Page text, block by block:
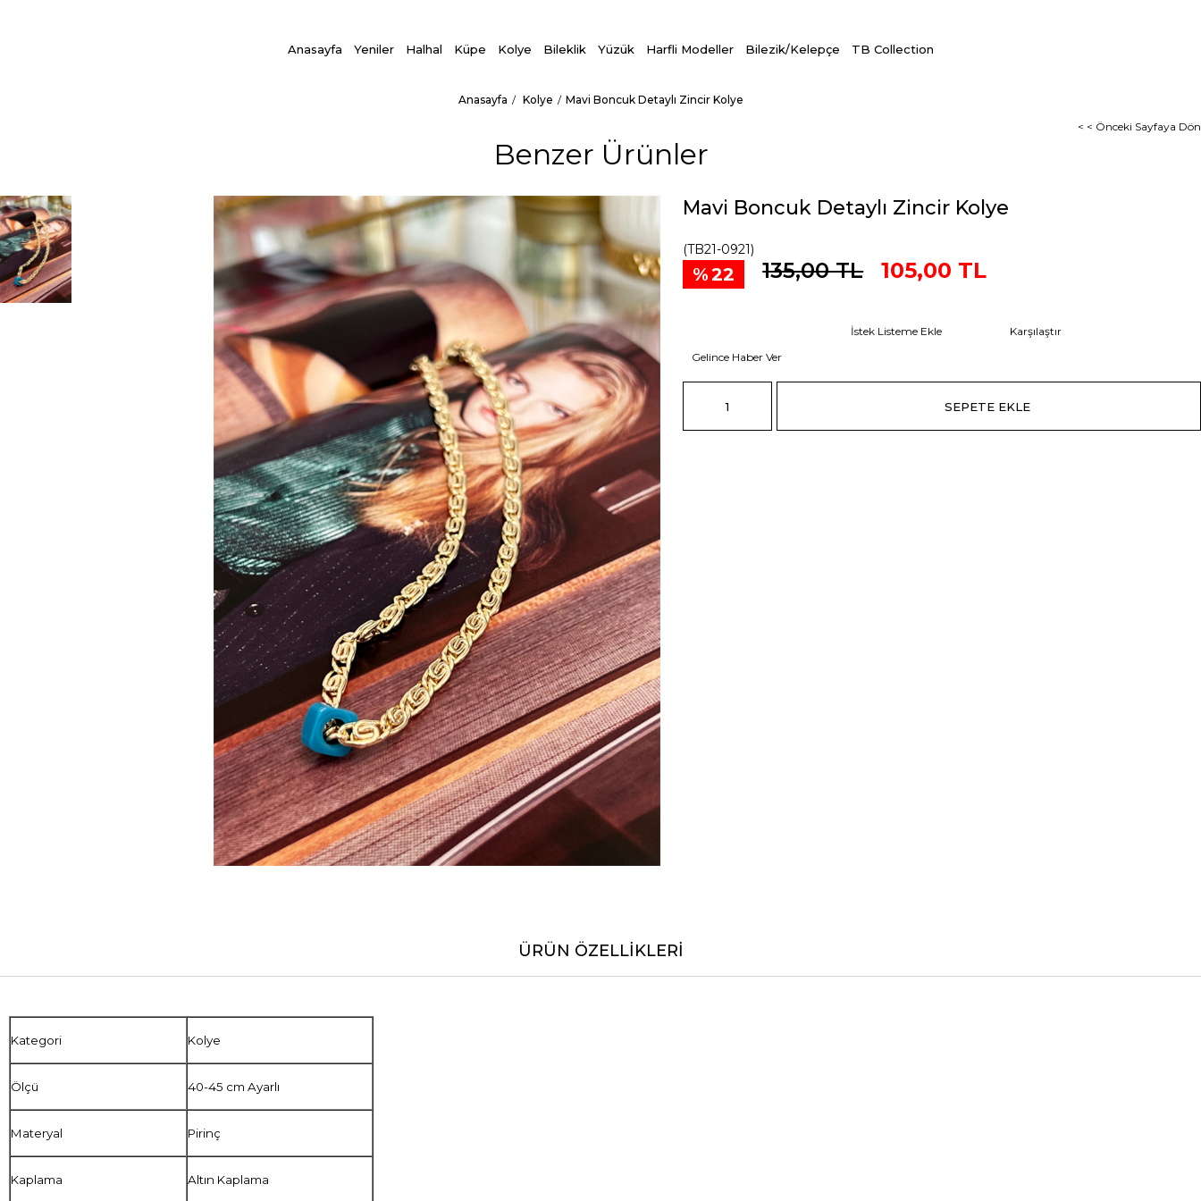
Anasayfa Yeniler Halhal Küpe Kolye Bileklik Yüzük Harfli Modeller Bilezik/Kelepçe TB Collection
Anasayfa Kolye
Mavi Boncuk Detaylı Zincir Kolye
< < Önceki Sayfaya Dön
Benzer Ürünler
Mavi Boncuk Detaylı Zincir Kolye
(TB21-0921)
22 135,00 TL 105,00 TL
İstek Listeme Ekle
Karşılaştır
Gelince Haber Ver
ÜRÜN ÖZELLIKLERI
Kategori Kolye
Ölçü 40-45 cm Ayarlı
Materyal Pirinç
Kaplama Altın Kaplama